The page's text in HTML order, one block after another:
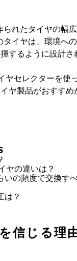
れたタイヤの幅
イヤは、環境へ
するように設計さ
ヤセレクターを使
ヤ製品がおすすめ
ヤの違いは？
の頻度で交換す
は？
信じる理